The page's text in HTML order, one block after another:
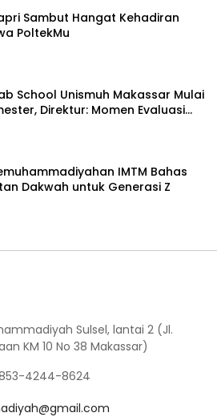
Sambut Hangat Kehadiran
PoltekMu
School Unismuh Makassar Mulai
Direktur: Momen Evaluasi
IMTM Bahas
Dakwah untuk Generasi Z
Sulsel, lantai 2 (Jl.
KM 10 No 38 Makassar)
4244-8624